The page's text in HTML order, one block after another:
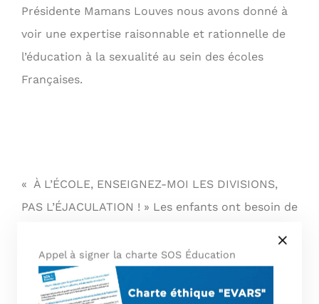
Présidente Mamans Louves nous avons donné à
voir une expertise raisonnable et rationnelle de
l’éducation à la sexualité au sein des écoles
Françaises.
« À L’ÉCOLE, ENSEIGNEZ-MOI LES DIVISIONS,
PAS L’ÉJACULATION ! » Les enfants ont besoin de
Appel à signer la charte SOS Éducation